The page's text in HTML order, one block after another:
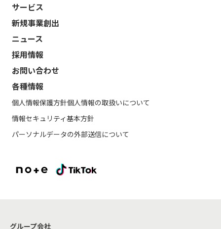
サービス
新規事業創出
ニュース
採用情報
お問い合わせ
各種情報
個人情報保護方針個人情報の取扱いについて
情報セキュリティ基本方針
パーソナルデータの外部送信について
グループ会社